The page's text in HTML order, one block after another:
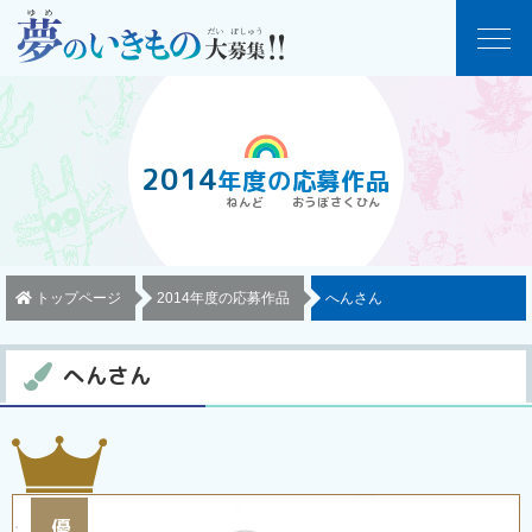
2014年度の応募作品
トップページ 2014年度の応募作品 へんさん
へんさん